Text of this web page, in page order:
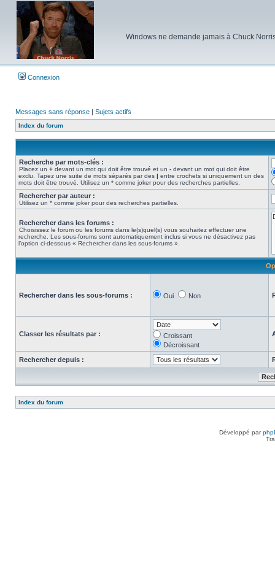
Windows ne demande jamais à Chuck
Connexion
Messages sans réponse | Sujets actifs
Index du forum
Recherche par mots-clés :
Placez un + devant un mot qui doit être trouvé et un - devant un mot qui doit être
exclu. Tapez une suite de mots séparés par des | entre crochets si uniquement un des
mots doit être trouvé. Utilisez un * comme joker pour des recherches partielles.
Rechercher par auteur :
Utilisez un * comme joker pour des recherches partielles.
Rechercher dans les forums :
Choisissez le forum ou les forums dans le(s)quel(s) vous souhaitez effectuer une
recherche. Les sous-forums sont automatiquement inclus si vous ne désactivez pas
l’option ci-dessous « Rechercher dans les sous-forums ».
Rechercher dans les sous-forums : Oui Non
Classer les résultats par :
Croissant
Décroissant
Rechercher depuis :
Index du forum
Développé par